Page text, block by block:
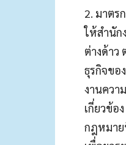
2. มาตร
ให้สำนัก
ต่างด้าว
ธุรกิจขอ
งานควา
เกี่ยวข้อ
กฎหมาย